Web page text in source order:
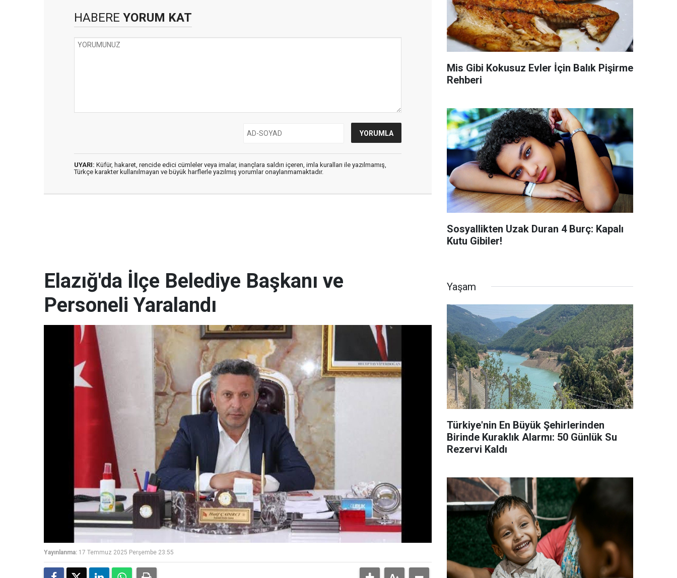
HABERE YORUM KAT
UYARI: Küfür, hakaret, rencide edici cümleler veya imalar, inançlara saldırı içeren, imla kuralları ile yazılmamış,
Türkçe karakter kullanılmayan ve büyük harflerle yazılmış yorumlar onaylanmamaktadır.
Mis Gibi Kokusuz Evler İçin Balık Pişirme
Rehberi
Sosyallikten Uzak Duran 4 Burç: Kapalı
Kutu Gibiler!
Elazığ'da İlçe Belediye Başkanı ve
Personeli Yaralandı
Yayınlanma: 17 Temmuz 2025 Perşembe 23:55
Yaşam
Türkiye'nin En Büyük Şehirlerinden
Birinde Kuraklık Alarmı: 50 Günlük Su
Rezervi Kaldı